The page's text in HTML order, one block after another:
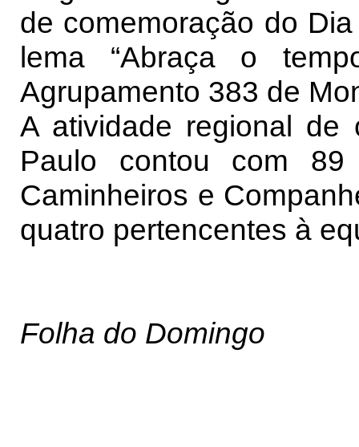
de comemoração do
lema “Abraça o
Agrupamento 383 de
A atividade regional de
Paulo contou com
Caminheiros e
quatro pertencentes à
Folha do Domingo